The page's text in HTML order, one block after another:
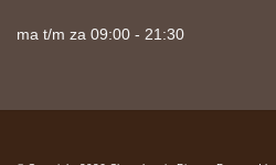
ma t/m za 09:00 - 21:30